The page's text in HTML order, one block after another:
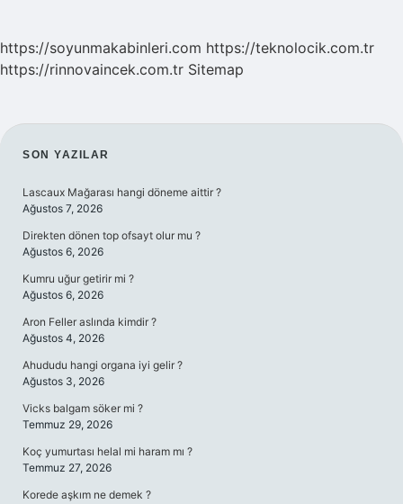
https://soyunmakabinleri.com https://teknolocik.com.tr
https://rinnovaincek.com.tr Sitemap
SIDEBAR
SON YAZILAR
Lascaux Mağarası hangi döneme aittir ?
Ağustos 7, 2026
Direkten dönen top ofsayt olur mu ?
Ağustos 6, 2026
Kumru uğur getirir mi ?
Ağustos 6, 2026
Aron Feller aslında kimdir ?
Ağustos 4, 2026
Ahududu hangi organa iyi gelir ?
Ağustos 3, 2026
Vicks balgam söker mi ?
Temmuz 29, 2026
Koç yumurtası helal mi haram mı ?
Temmuz 27, 2026
Korede aşkım ne demek ?